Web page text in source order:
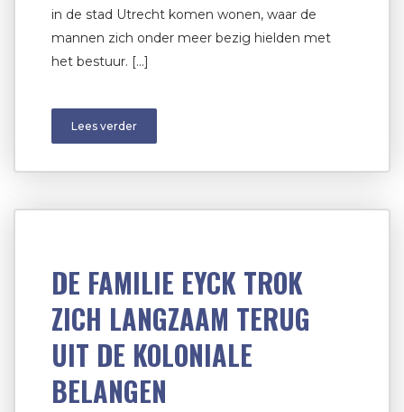
in de stad Utrecht komen wonen, waar de
mannen zich onder meer bezig hielden met
het bestuur. […]
Lees verder
DE FAMILIE EYCK TROK
ZICH LANGZAAM TERUG
UIT DE KOLONIALE
BELANGEN